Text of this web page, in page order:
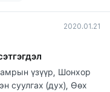
2020.01.21
үзүүр, Шонхор
суулгах (дух), Өөх